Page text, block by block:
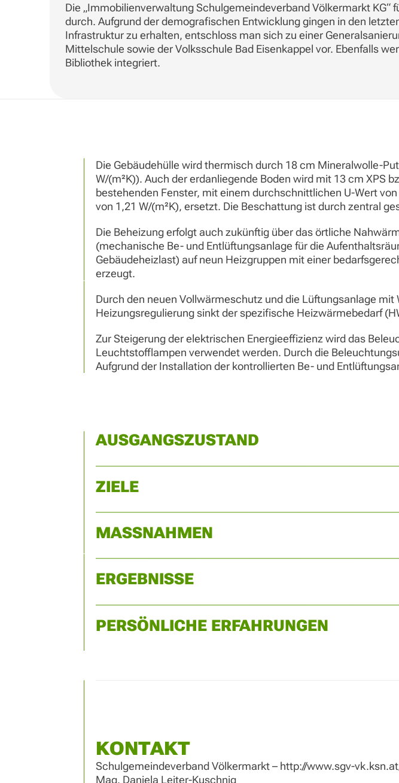
Die „Immobilienverwaltung Schulgemeindeverband Völkermarkt
durch. Aufgrund der demografischen Entwicklung gingen in den
Infrastruktur zu erhalten, entschloss man sich zu einer
Mittelschule sowie der Volksschule Bad Eisenkappel vor. Ebenfalls
Bibliothek integriert.
Die Gebäudehülle wird thermisch durch 18 cm Mineralwolle-
W/(m²K)). Auch der erdanliegende Boden wird mit 13 cm XPS
bestehenden Fenster, mit einem durchschnittlichen U-Wert
von 1,21 W/(m²K), ersetzt. Die Beschattung ist durch zentral
Die Beheizung erfolgt auch zukünftig über das örtliche
(mechanische Be- und Entlüftungsanlage für die
Gebäudeheizlast) auf neun Heizgruppen mit einer
erzeugt.
Durch den neuen Vollwärmeschutz und die Lüftungsanlage
Heizungsregulierung sinkt der spezifische Heizwärmebedarf
Zur Steigerung der elektrischen Energieeffizienz wird das
Leuchtstofflampen verwendet werden. Durch die
Aufgrund der Installation der kontrollierten Be- und
AUSGANGSZUSTAND
ZIELE
MASSNAHMEN
ERGEBNISSE
PERSÖNLICHE ERFAHRUNGEN
KONTAKT
Schulgemeindeverband Völkermarkt – http://www.sgv-
Mag. Daniela Leiter-Kuschnig